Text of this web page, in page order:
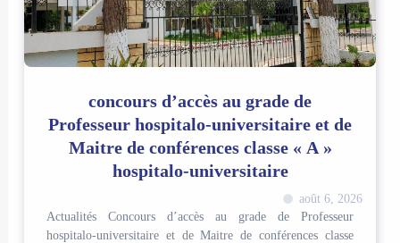
concours d’accès au grade de
Professeur hospitalo-universitaire et de
Maitre de conférences classe « A »
hospitalo-universitaire
août 6, 2026
Actualités Concours d’accès au grade de Professeur
hospitalo-universitaire et de Maitre de conférences classe